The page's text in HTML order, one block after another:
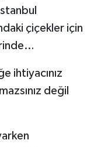
çiçekler için
ihtiyacınız
değil